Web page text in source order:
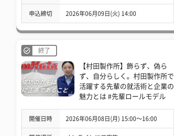
申込締切 2026年06月09日(火) 14:00
終了
【村田製作所】飾らず、偽ら
ず、自分らしく。村田製作所で
活躍する先輩の就活術と企業の
魅力とは #先輩ロールモデル
開催日時 2026年06月08日(月) 15:00〜16:00